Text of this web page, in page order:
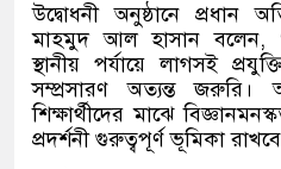
উদ্বোধনী অনুষ্ঠানে প্রধান
মাহমুদ আল হাসান বলেন,
স্থানীয় পর্যায়ে লাগসই
সম্প্রসারণ অত্যন্ত
শিক্ষার্থীদের মাঝে
প্রদর্শনী গুরুত্বপূর্ণ ভূমিকা